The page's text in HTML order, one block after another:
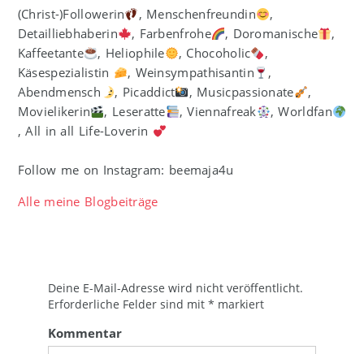
(Christ-)Followerin , Menschenfreundin
,
Detailliebhaberin
, Farbenfrohe , Doromanische
,
Kaffeetante
, Heliophile , Chocoholic
,
Käsespezialistin
, Weinsympathisantin
,
Abendmensch
, Picaddict , Musicpassionate
,
Movielikerin
, Leseratte , Viennafreak
, Worldfan
, All in all Life-Loverin
Follow me on Instagram: beemaja4u
Alle meine Blogbeiträge
Deine E-Mail-Adresse wird nicht veröffentlicht.
Erforderliche Felder sind mit* markiert
Kommentar